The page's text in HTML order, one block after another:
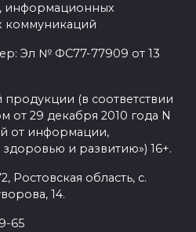
информационных
коммуникаций
Эл № ФС77-77909 от 13
(в соответствии
от 29 декабря 2010 года N
от информации,
и развитию») 16+.
Ростовская область, с.
14.
65